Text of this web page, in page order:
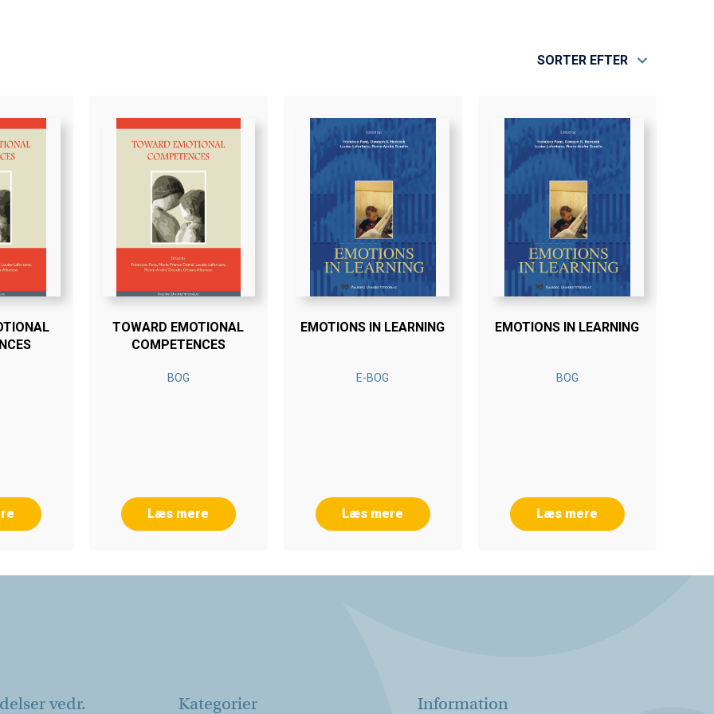
SORTER EFTER
TOWARD EMOTIONAL
COMPETENCES
BOG
Læs mere
EMOTIONS IN LEARNING
E-BOG
Læs mere
EMOTIONS IN LEARNING
BOG
Læs mere
vedr. Kategorier Information